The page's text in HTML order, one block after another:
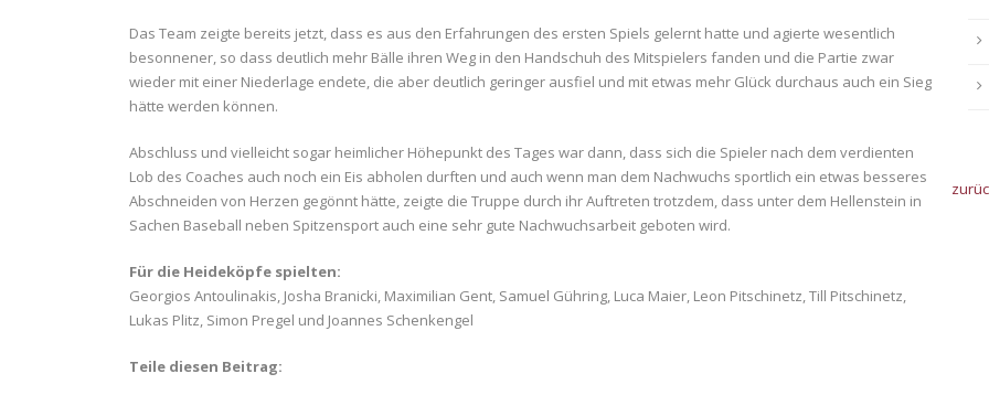
Das Team zeigte bereits jetzt, dass es aus den Erfahrungen des ersten Spiels gelernt hatte und agierte wesentlich
besonnener, so dass deutlich mehr Bälle ihren Weg in den Handschuh des Mitspielers fanden und die Partie zwar
wieder mit einer Niederlage endete, die aber deutlich geringer ausfiel und mit etwas mehr Glück durchaus auch ein Sieg
hätte werden können.
Abschluss und vielleicht sogar heimlicher Höhepunkt des Tages war dann, dass sich die Spieler nach dem verdienten
Lob des Coaches auch noch ein Eis abholen durften und auch wenn man dem Nachwuchs sportlich ein etwas besseres
Abschneiden von Herzen gegönnt hätte, zeigte die Truppe durch ihr Auftreten trotzdem, dass unter dem Hellenstein in
Sachen Baseball neben Spitzensport auch eine sehr gute Nachwuchsarbeit geboten wird.
Für die Heideköpfe spielten:
Georgios Antoulinakis, Josha Branicki, Maximilian Gent, Samuel Gühring, Luca Maier, Leon Pitschinetz, Till Pitschinetz,
Lukas Plitz, Simon Pregel und Joannes Schenkengel
Teile diesen Beitrag: